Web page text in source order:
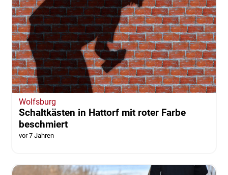
Wolfsburg
Schaltkästen in Hattorf mit roter Farbe
beschmiert
vor 7 Jahren